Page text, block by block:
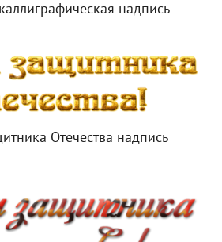
надпись
Отечества надпись